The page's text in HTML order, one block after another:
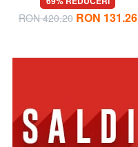
RON 420.20 RON 131.26